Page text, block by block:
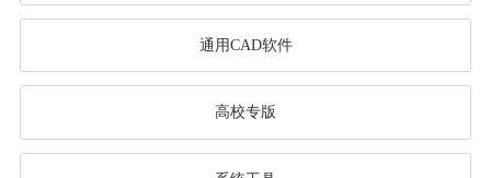
通用CAD软件
高校专版